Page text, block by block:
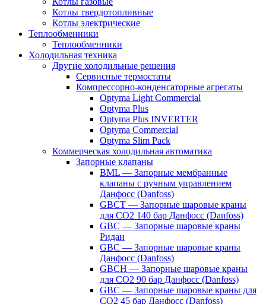
Котлы твердотопливные
Котлы электрические
Теплообменники
Теплообменники
Холодильная техника
Другие холодильные решения
Сервисные термостаты
Компрессорно-конденсаторные агрегаты
Optyma Light Commercial
Optyma Plus
Optyma Plus INVERTER
Optyma Commercial
Optyma Slim Pack
Коммерческая холодильная автоматика
Запорные клапаны
BML — Запорные мембранные
клапаны с ручным управлением
Данфосс (Danfoss)
GBCT — Запорные шаровые краны
для CO2 140 бар Данфосс (Danfoss)
GBC — Запорные шаровые краны
Ридан
GBC — Запорные шаровые краны
Данфосс (Danfoss)
GBCH — Запорные шаровые краны
для CO2 90 бар Данфосс (Danfoss)
GBC — Запорные шаровые краны для
CO2 45 бар Данфосс (Danfoss)